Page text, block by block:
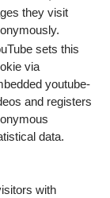
they visit
sets this
via
youtube-
and registers
data.
with